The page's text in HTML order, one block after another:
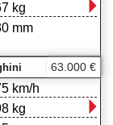
kg
mm
63.000 €
km/h
kg